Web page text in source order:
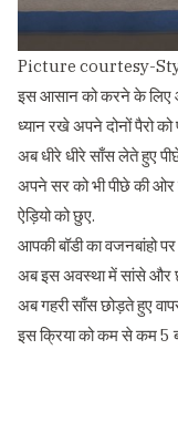
Picture courtesy-
इस आसान को करने के लिए
ध्यान रखे अपने दोनों पैरो
अब धीरे धीरे साँस लेते हुए
अपने सर को भी पीछे की ओर
ऐड़ियो को छुए.
आपकी बॉडी का वजनबांहो
अब इस अवस्था में सांसे और
अब गहरी साँस छोड़ते हुए
इस क्रिया को कम से कम 5